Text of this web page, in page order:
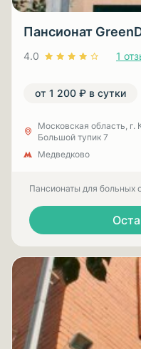
Пансионат
4.0 1
от 1 200 ₽ в сутки
Московская область,
Большой тупик 7
Медведково
Пансионаты для больных